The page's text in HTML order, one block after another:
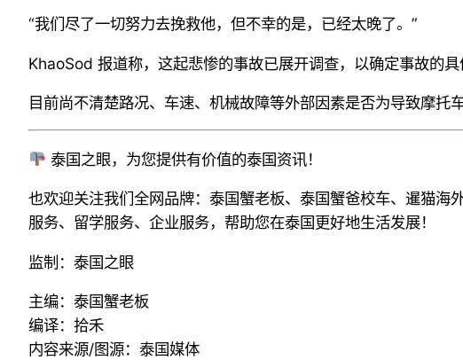
“我们尽了一切努力去挽救他，但不幸的是，已经太晚了。”
KhaoSod 报道称，这起悲惨的事故已展开调查，以确定事故的具
目前尚不清楚路况、车速、机械故障等外部因素是否为导致摩托
泰国之眼，为您提供有价值的泰国资讯！
也欢迎关注我们全网品牌：泰国蟹老板、泰国蟹爸校车、暹猫海
服务、留学服务、企业服务，帮助您在泰国更好地生活发展！
监制：泰国之眼
主编：泰国蟹老板
编译：拾禾
内容来源/图源：泰国媒体